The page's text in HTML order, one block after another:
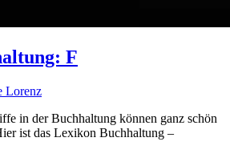
F
Lorenz
in der Buchhaltung können ganz schön
ist das Lexikon Buchhaltung –